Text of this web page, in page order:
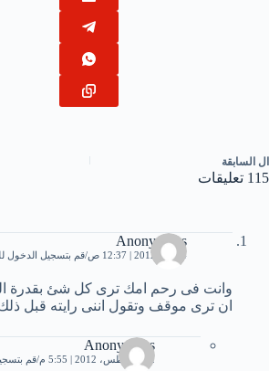
ال السابقة
115 تعليقات
Anonymous
4 مايو، 2012 | 12:37 ص قم بتسجيل الدخول
وانت فى رحم امك ترى كل شئ بقدرة
ان ترى موقف وتقول اننى رايته قبل
Anonymous
12 أغسطس، 2012 | 5:55 م قم